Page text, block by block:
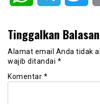
Tinggalkan Balasan
Alamat email Anda tidak
wajib ditandai *
Komentar *